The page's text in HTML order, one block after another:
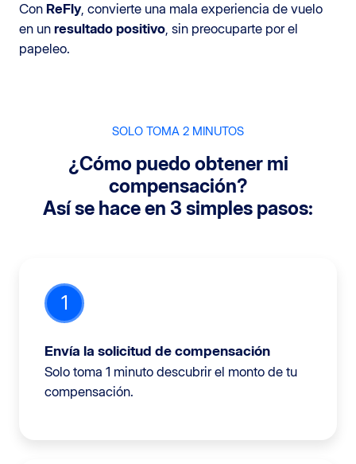
Con ReFly, convierte una mala experiencia de vuelo
en un resultado positivo, sin preocuparte por el
papeleo.
SOLO TOMA 2 MINUTOS
¿Cómo puedo obtener mi
compensación?
Así se hace en 3 simples pasos:
1
Envía la solicitud de compensación
Solo toma 1 minuto descubrir el monto de tu
compensación.